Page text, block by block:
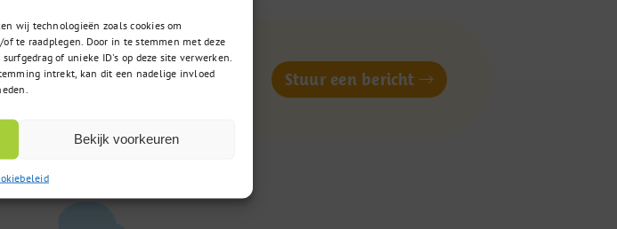
wij technologieën zoals cookies om
te raadplegen. Door in te stemmen met deze
of unieke ID's op deze site verwerken.
intrekt, kan dit een nadelige invloed
Bekijk voorkeuren
– 02 98 705
werkdagen bereikbaar
Stuur een bericht